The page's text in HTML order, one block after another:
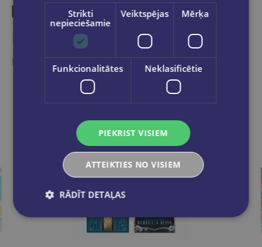
Līdzīgas preces
Ieskaties, varbūt noder
Strikti
nepieciešamie
Veiktspējas Mērķa
Funkcionalitātes Neklasificētie
PIEKRIST VISIEM
ATTEIKTIES NO VISIEM
RĀDĪT DETAĻAS